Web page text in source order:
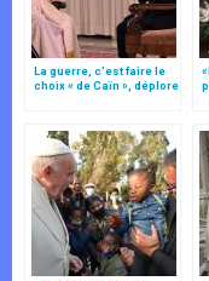
La guerre, c’est faire le
choix « de Caïn », déplore